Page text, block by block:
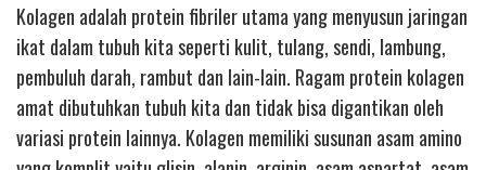
Kolagen adalah protein fibriler utama yang menyusun jaringan
ikat dalam tubuh kita seperti kulit, tulang, sendi, lambung,
pembuluh darah, rambut dan lain-lain. Ragam protein kolagen
amat dibutuhkan tubuh kita dan tidak bisa digantikan oleh
variasi protein lainnya. Kolagen memiliki susunan asam amino